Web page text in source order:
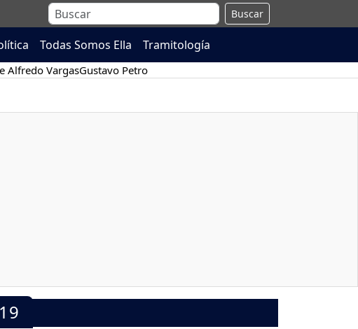
Buscar
Todas Somos Ella Tramitología
Alfredo VargasGustavo Petro